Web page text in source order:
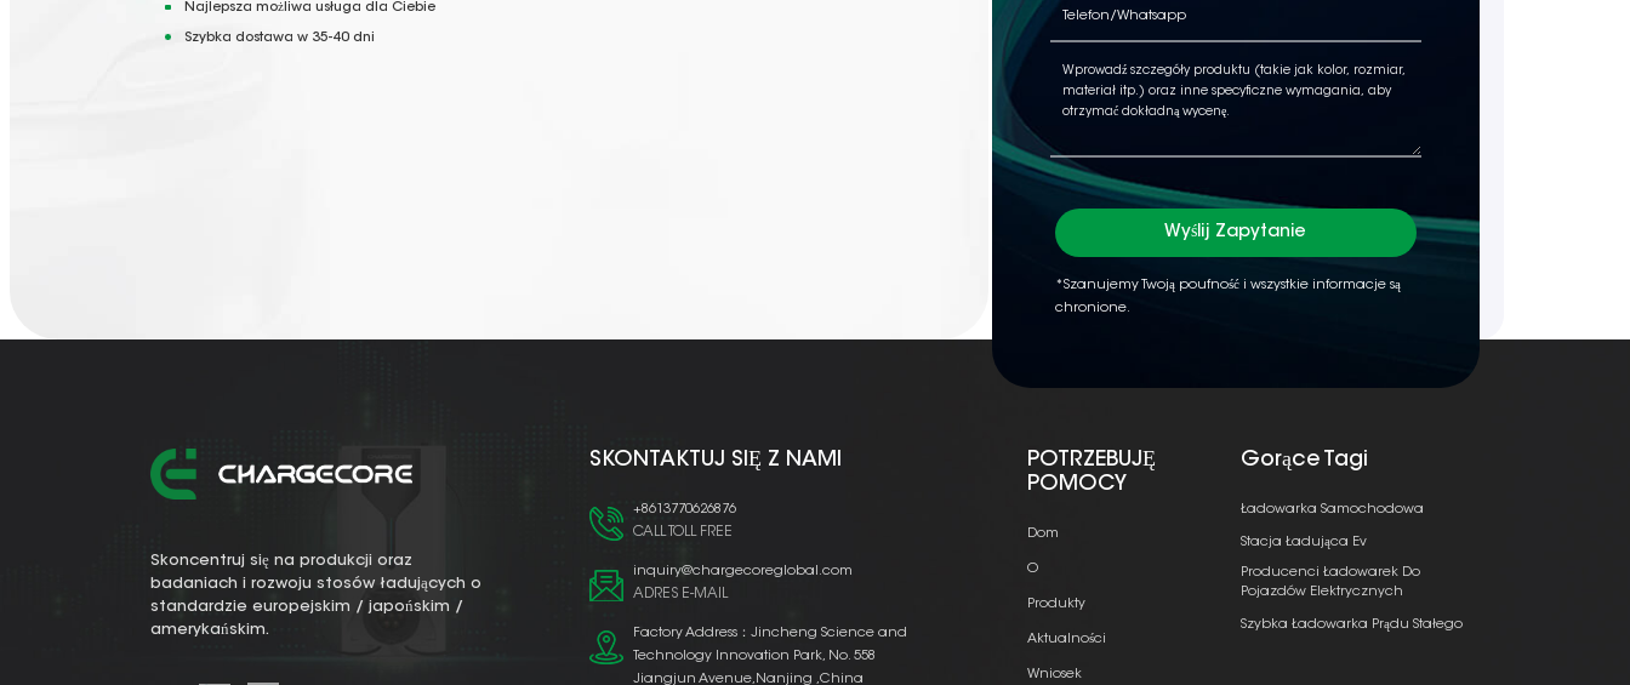
Najlepsza możliwa usługa dla Ciebie
Szybka dostawa w 35-40 dni
Wyślij Zapytanie
*Szanujemy Twoją poufność i wszystkie informacje są
chronione.
Skoncentruj się na produkcji oraz
badaniach i rozwoju stosów ładujących o
standardzie europejskim / japońskim /
amerykańskim.
SKONTAKTUJ SIĘ Z NAMI
+8613770626876
CALL TOLL FREE
inquiry@chargecoreglobal.com
ADRES E-MAIL
Factory Address：Jincheng Science and
Technology Innovation Park, No. 558
Jiangjun Avenue,Nanjing ,China
POTRZEBUJĘ
POMOCY
Dom
O
Produkty
Aktualności
Wniosek
Gorące Tagi
Ładowarka Samochodowa
Stacja Ładująca Ev
Producenci Ładowarek Do
Pojazdów Elektrycznych
Szybka Ładowarka Prądu Stałego